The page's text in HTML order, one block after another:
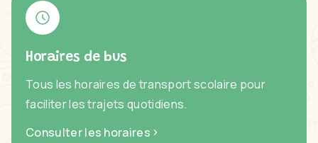
Horaires de bus
Tous les horaires de transport scolaire pour
faciliter les trajets quotidiens.
Consulter les horaires